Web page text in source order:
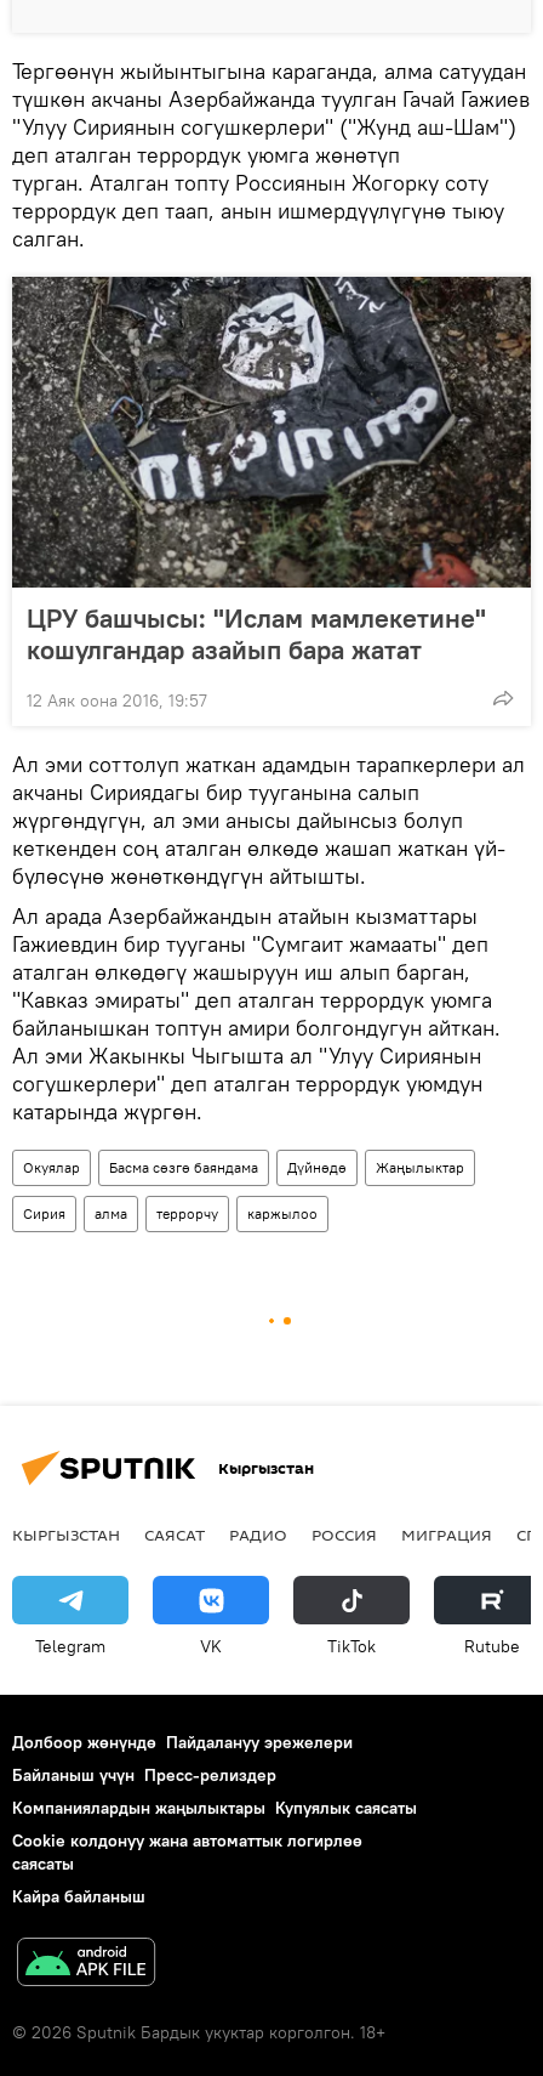
Тергөөнүн жыйынтыгына караганда, алма сатуудан
түшкөн акчаны Азербайжанда туулган Гачай Гажиев
"Улуу Сириянын согушкерлери" ("Жунд аш-Шам")
деп аталган террордук уюмга жөнөтүп
турган. Аталган топту Россиянын Жогорку соту
террордук деп таап, анын ишмердүүлүгүнө тыюу
салган.
ЦРУ башчысы: "Ислам мамлекетине"
кошулгандар азайып бара жатат
12 Аяк оона 2016, 19:57
Ал эми соттолуп жаткан адамдын тарапкерлери ал
акчаны Сириядагы бир тууганына салып
жүргөндүгүн, ал эми анысы дайынсыз болуп
кеткенден соң аталган өлкөдө жашап жаткан үй-
бүлөсүнө жөнөткөндүгүн айтышты.
Ал арада Азербайжандын атайын кызматтары
Гажиевдин бир тууганы "Сумгаит жамааты" деп
аталган өлкөдөгү жашыруун иш алып барган,
"Кавказ эмираты" деп аталган террордук уюмга
байланышкан топтун амири болгондугун айткан.
Ал эми Жакынкы Чыгышта ал "Улуу Сириянын
согушкерлери" деп аталган террордук уюмдун
катарында жүргөн.
Окуялар Басма сөзгө баяндама Дүйнөдө Жаңылыктар
Сирия алма террорчу каржылоо
Кыргызстан
КЫРГЫЗСТАН САЯСАТ РАДИО РОССИЯ МИГРАЦИЯ
Telegram VK ТikТоk Rutube
Долбоор жөнүндө Пайдалануу эрежелери
Байланыш үчүн Пресс-релиздер
Компаниялардын жаңылыктары Купуялык саясаты
Cookie колдонуу жана автоматтык логирлөө
саясаты
Кайра байланыш
© 2026 Sputnik Бардык укуктар корголгон. 18+